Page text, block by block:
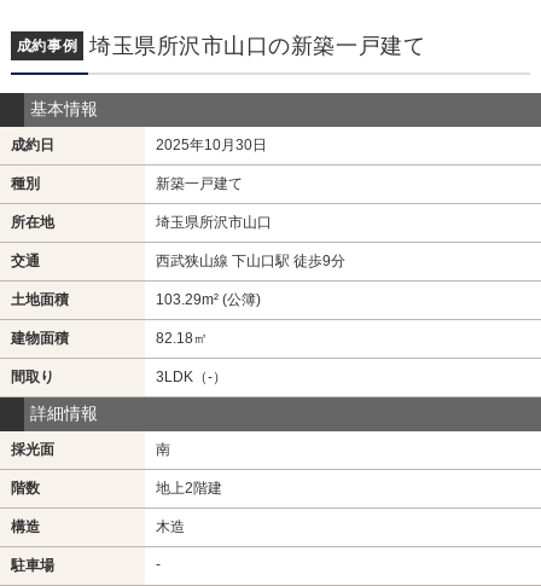
成約事例 埼玉県所沢市山口の新築一戸建て
基本情報
成約日 2025年10月30日
種別 新築一戸建て
所在地 埼玉県所沢市山口
交通 西武狭山線 下山口駅 徒歩9分
土地面積 103.29m² (公簿)
建物面積 82.18㎡
間取り 3LDK（-）
詳細情報
採光面 南
階数 地上2階建
構造 木造
駐車場 -